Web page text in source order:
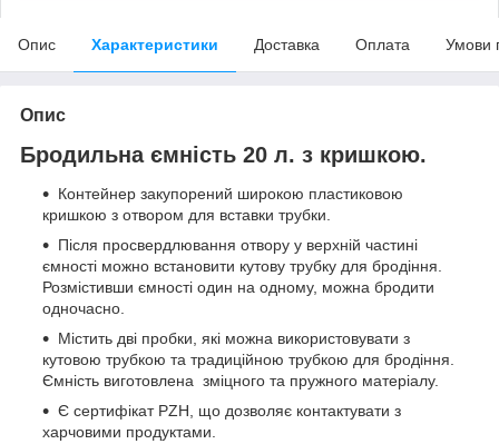
Опис Характеристики Доставка Оплата Умови
Опис
Бродильна ємність 20 л. з кришкою.
Контейнер закупорений широкою пластиковою
кришкою з отвором для вставки трубки.
Після просвердлювання отвору у верхній частині
ємності можно встановити кутову трубку для бродіння.
Розмістивши ємності один на одному, можна бродити
одночасно.
Містить дві пробки, які можна використовувати з
кутовою трубкою та традиційною трубкою для бродіння.
Ємність виготовлена зміцного та пружного матеріалу.
Є сертифікат PZH, що дозволяє контактувати з
харчовими продуктами.